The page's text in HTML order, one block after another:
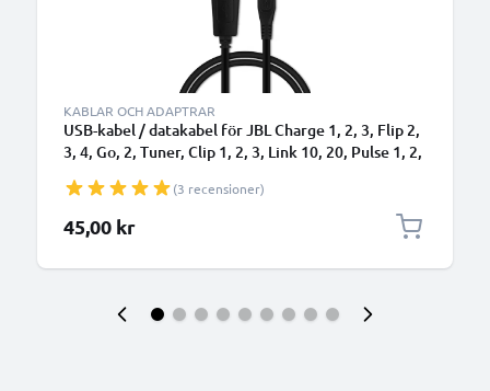
KABLAR OCH ADAPTRAR
USB-kabel / datakabel för JBL Charge 1, 2, 3, Flip 2,
3, 4, Go, 2, Tuner, Clip 1, 2, 3, Link 10, 20, Pulse 1, 2,
(3 recensioner)
45,00 kr